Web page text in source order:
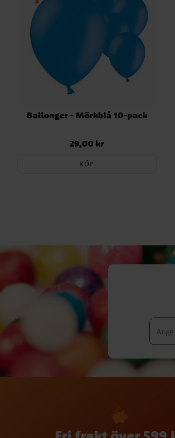
Ballonger - Mörkblå 10-pack
Pris:29,00 kr
29,00 kr
KÖP